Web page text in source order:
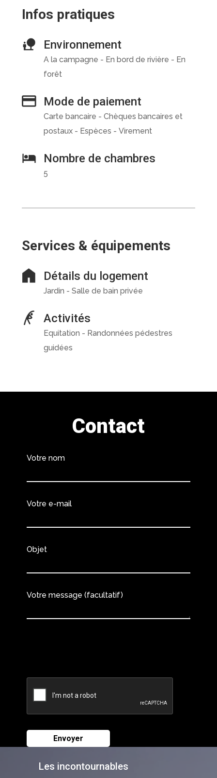
Infos pratiques
Environnement
A la campagne - En bord de rivière - En
forêt
Mode de paiement
Carte bancaire - Chèques bancaires et
postaux - Espèces - Virement
Nombre de chambres
5
Services & équipements
Détails du logement
Jardin - Salle de bain privée
Activités
Equitation - Randonnées pédestres
guidées
Les incontournables
Contact
Votre nom
Votre e-mail
Objet
Votre message (facultatif)